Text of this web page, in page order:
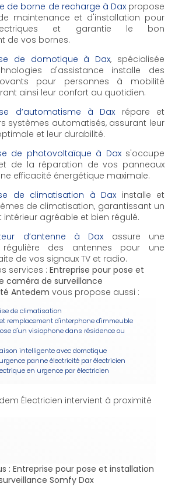
de borne de recharge à Daxpropose
maintenance et d'installation pour
et garantie le bon
de vos bornes.
de domotique à Dax, spécialisée
d'assistance installe des
pour personnes à mobilité
ainsi leur confort au quotidien.
d’automatisme à Dax répare et
systèmes automatisés, assurant leur
et leur durabilité.
de photovoltaïque à Daxs'occupe
de la réparation de vos panneaux
efficacité énergétique maximale.
de climatisation à Dax installe et
de climatisation, garantissant un
intérieur agréable et bien régulé.
d’antenne à Dax assure une
régulière des antennes pour une
de vos signaux TV et radio.
services : Entreprise pour pose et
caméra de surveillance
Antedem vous propose aussi :
de climatisation
remplacement d'interphone d'immeuble
d'un visiophone dans résidence ou
intelligente avec domotique
panne électricité par électricien
en urgence par électricien
Électricien intervient à proximité
: Entreprise pour pose et installation
Somfy Dax